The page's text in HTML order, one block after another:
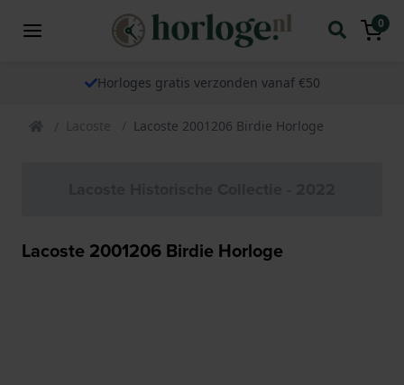
0
Horloges gratis verzonden vanaf €50
Lacoste Lacoste 2001206 Birdie Horloge
Lacoste 2001206 Birdie Horloge